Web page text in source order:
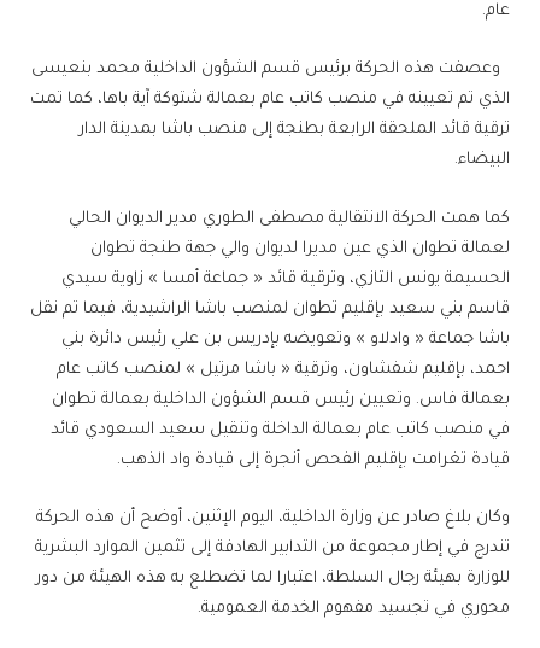
عام.
وعصفت هذه الحركة برئيس قسم الشؤون الداخلية محمد بنعيسى
الذي تم تعيينه في منصب كاتب عام بعمالة شتوكة آية باها، كما تمت
ترقية قائد الملحقة الرابعة بطنجة إلى منصب باشا بمدينة الدار
البيضاء.
كما همت الحركة الانتقالية مصطفى الطوري مدير الديوان الحالي
لعمالة تطوان الذي عين مديرا لديوان والي جهة طنجة تطوان
الحسيمة يونس التازي، وترقية قائد « جماعة أمسا » زاوية سيدي
قاسم بني سعيد بإقليم تطوان لمنصب باشا الراشيدية، فيما تم نقل
باشا جماعة « وادلاو » وتعويضه بإدريس بن علي رئيس دائرة بني
احمد، بإقليم شفشاون، وترقية « باشا مرتيل » لمنصب كاتب عام
بعمالة فاس. وتعيين رئيس قسم الشؤون الداخلية بعمالة تطوان
في منصب كاتب عام بعمالة الداخلة وتنقيل سعيد السعودي قائد
قيادة تغرامت بإقليم الفحص أنجرة إلى قيادة واد الذهب.
وكان بلاغ صادر عن وزارة الداخلية، اليوم الإثنين، أوضح أن هذه الحركة
تندرج في إطار مجموعة من التدابير الهادفة إلى تثمين الموارد البشرية
للوزارة بهيئة رجال السلطة، اعتبارا لما تضطلع به هذه الهيئة من دور
محوري في تجسيد مفهوم الخدمة العمومية.